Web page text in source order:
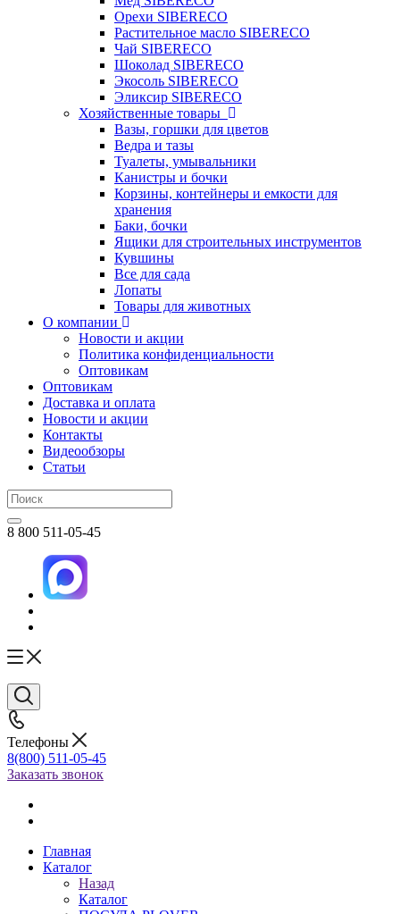
Орехи SIBERECO
Растительное масло SIBERECO
Чай SIBERECO
Шоколад SIBERECO
Экосоль SIBERECO
Эликсир SIBERECO
Хозяйственные товары
Вазы, горшки для цветов
Ведра и тазы
Туалеты, умывальники
Канистры и бочки
Корзины, контейнеры и емкости для
хранения
Баки, бочки
Ящики для строительных инструментов
Кувшины
Все для сада
Лопаты
Товары для животных
О компании
Новости и акции
Политика конфиденциальности
Оптовикам
Оптовикам
Доставка и оплата
Новости и акции
Контакты
Видеообзоры
Статьи
8 800 511-05-45
Телефоны
8(800) 511-05-45
Заказать звонок
Главная
Каталог
Назад
Каталог